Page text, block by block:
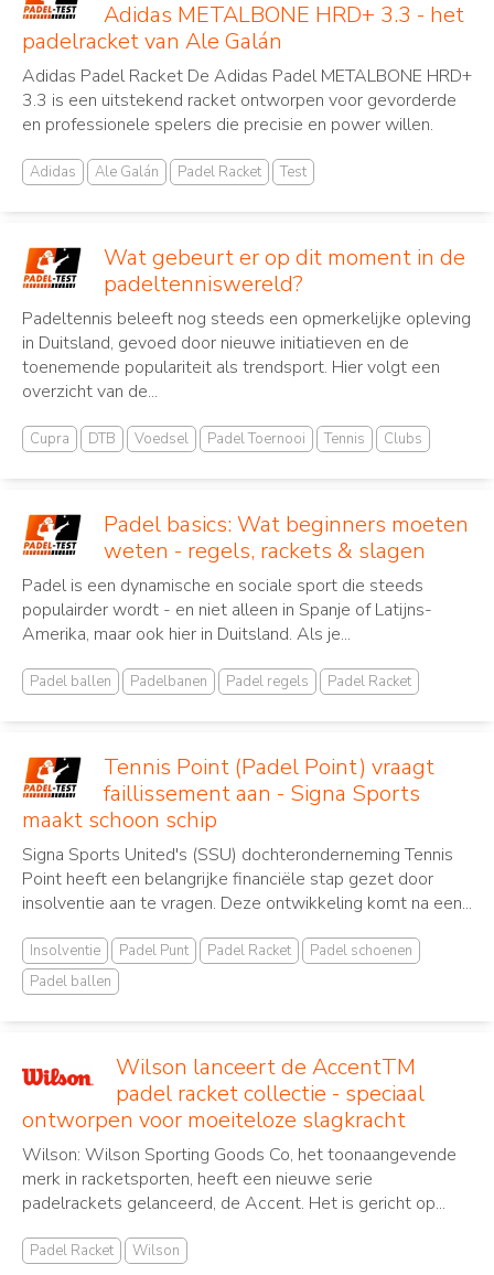
Adidas METALBONE HRD+ 3.3 - het
padelracket van Ale Galán
Adidas Padel Racket De Adidas Padel METALBONE HRD+
3.3 is een uitstekend racket ontworpen voor gevorderde
en professionele spelers die precisie en power willen.
Adidas Ale Galán Padel Racket Test
Wat gebeurt er op dit moment in de
padeltenniswereld?
Padeltennis beleeft nog steeds een opmerkelijke opleving
in Duitsland, gevoed door nieuwe initiatieven en de
toenemende populariteit als trendsport. Hier volgt een
overzicht van de...
Cupra DTB Voedsel Padel Toernooi Tennis Clubs
Padel basics: Wat beginners moeten
weten - regels, rackets & slagen
Padel is een dynamische en sociale sport die steeds
populairder wordt - en niet alleen in Spanje of Latijns-
Amerika, maar ook hier in Duitsland. Als je...
Padel ballen Padelbanen Padel regels Padel Racket
Tennis Point (Padel Point) vraagt
faillissement aan - Signa Sports
maakt schoon schip
Signa Sports United's (SSU) dochteronderneming Tennis
Point heeft een belangrijke financiële stap gezet door
insolventie aan te vragen. Deze ontwikkeling komt na een...
Insolventie Padel Punt Padel Racket
Padel schoenen
Padel ballen
Wilson lanceert de AccentTM
padel racket collectie - speciaal
ontworpen voor moeiteloze slagkracht
Wilson: Wilson Sporting Goods Co, het toonaangevende
merk in racketsporten, heeft een nieuwe serie
padelrackets gelanceerd, de Accent. Het is gericht op...
Padel Racket Wilson